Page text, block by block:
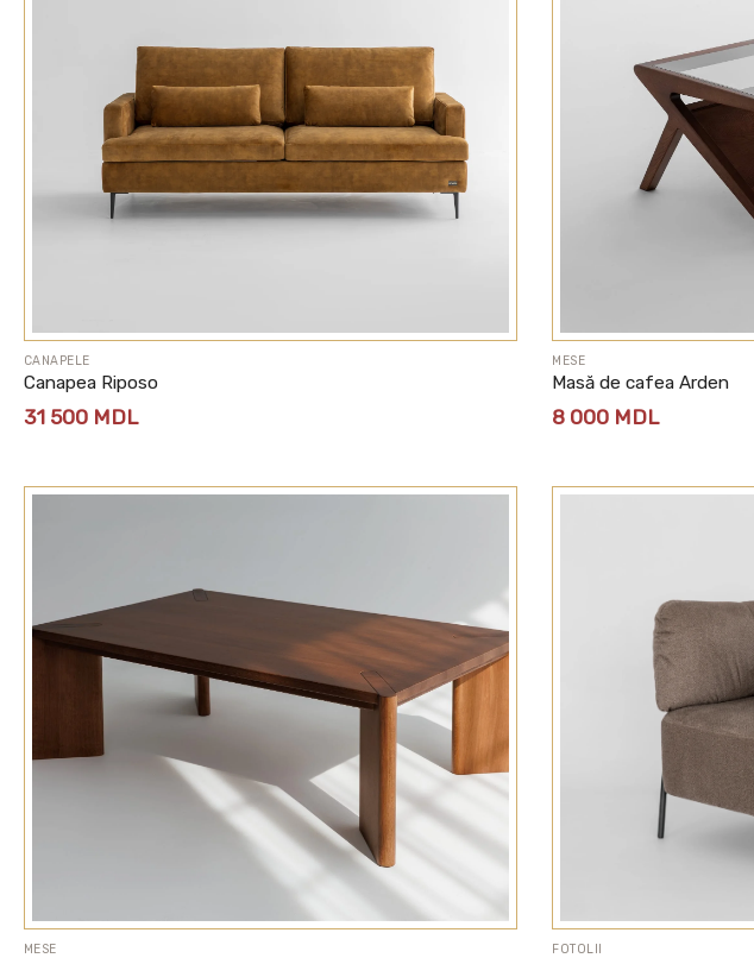
CANAPELE
Canapea Riposo
31 500 MDL
MESE
Masă de cafea Arden
8 000 MDL
MESE FOTOLII